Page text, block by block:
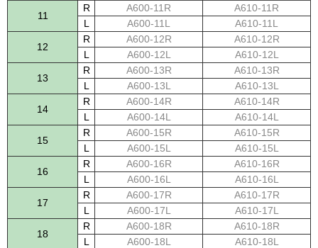
11
R A600-11R
A610-11R
L
A600-11L A610-11L
12
R A600-12R
A610-12R
L
A600-12L A610-12L
13
R A600-13R
A610-13R
L
A600-13L A610-13L
14
R A600-14R
A610-14R
L
A600-14L A610-14L
15
R A600-15R
A610-15R
L
A600-15L A610-15L
16
R A600-16R
A610-16R
L
A600-16L A610-16L
17
R A600-17R
A610-17R
L
A600-17L A610-17L
18
R A600-18R
A610-18R
L
A600-18L A610-18L